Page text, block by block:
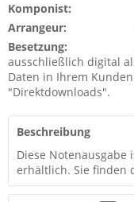
Komponist:
Arrangeur:
Besetzung:
ausschließlich digital
Daten in Ihrem
"Direktdownloads".
Beschreibung
Diese
erhältlich. Sie finden